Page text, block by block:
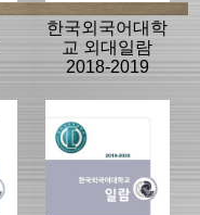
한국외국어대학
교 외대일람
2018-2019